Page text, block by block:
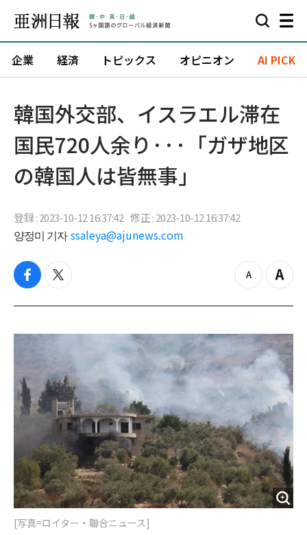
企業 経済 トピックス オピニオン AI PICK
韓国外交部、イスラエル滞在
国民720人余り···「ガザ地区
の韓国人は皆無事」
登録 : 2023-10-12 16:37:42 修正 : 2023-10-12 16:37:42
양정미 기자 ssaleya@ajunews.com
f
c
b
k
t
i
t
z
o
o
u
t
Z
o
i
n
[写真=ロイター・聯合ニュース]